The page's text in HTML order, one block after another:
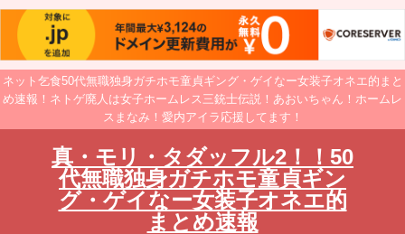
ネット乞食50代無職独身ガチホモ童貞ギング・ゲイなー女装子オネエ的まと
め速報！ネトゲ廃人は女子ホームレス三銃士伝説！あおいちゃん！ホームレ
スまなみ！愛内アイラ応援してます！
真・モリ・タダッフル2！！50
代無職独身ガチホモ童貞ギン
グ・ゲイなー女装子オネエ的
まとめ速報